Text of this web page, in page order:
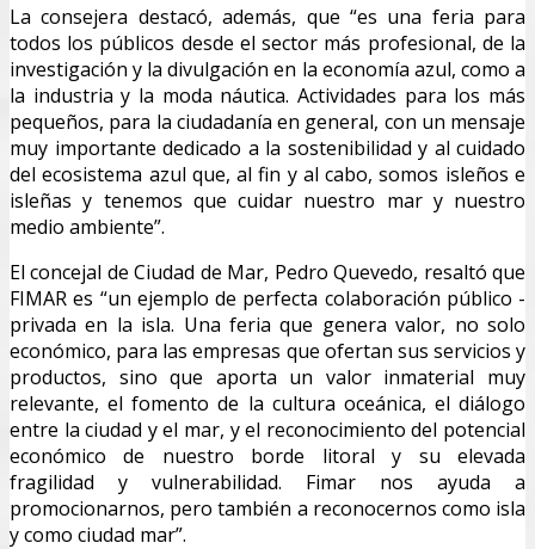
La consejera destacó, además, que “es una feria para
todos los públicos desde el sector más profesional, de la
investigación y la divulgación en la economía azul, como a
la industria y la moda náutica. Actividades para los más
pequeños, para la ciudadanía en general, con un mensaje
muy importante dedicado a la sostenibilidad y al cuidado
del ecosistema azul que, al fin y al cabo, somos isleños e
isleñas y tenemos que cuidar nuestro mar y nuestro
medio ambiente”.
El concejal de Ciudad de Mar, Pedro Quevedo, resaltó que
FIMAR es “un ejemplo de perfecta colaboración público -
privada en la isla. Una feria que genera valor, no solo
económico, para las empresas que ofertan sus servicios y
productos, sino que aporta un valor inmaterial muy
relevante, el fomento de la cultura oceánica, el diálogo
entre la ciudad y el mar, y el reconocimiento del potencial
económico de nuestro borde litoral y su elevada
fragilidad y vulnerabilidad. Fimar nos ayuda a
promocionarnos, pero también a reconocernos como isla
y como ciudad mar”.